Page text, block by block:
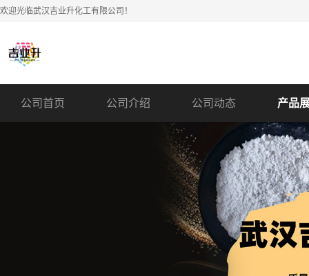
欢迎光临武汉吉业升化工有限公司！
公司首页 公司介绍 公司动态 产品